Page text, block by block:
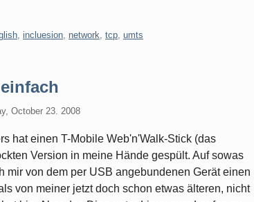
, incluesion, network, tcp, umts
October 23. 2008
hat einen T-Mobile Web'n'Walk-Stick (das
Version in meine Hände gespült. Auf sowas
mir von dem per USB angebundenen Gerät einen
von meiner jetzt doch schon etwas älteren, nicht